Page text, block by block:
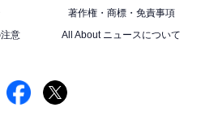
著作権・商標・免責事項
意
All About ニュースについて